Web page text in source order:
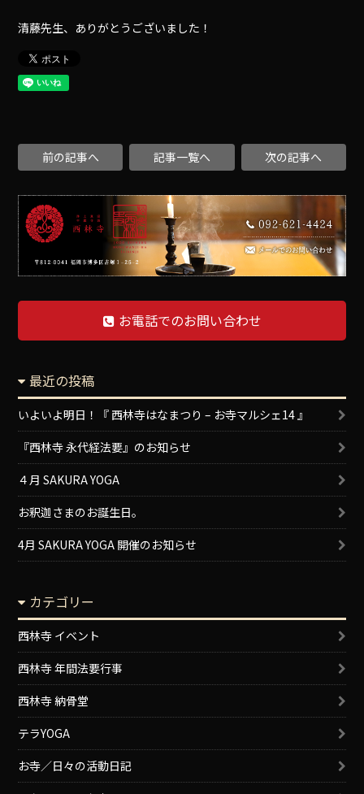
清藤先生、ありがとうございました！
前の記事へ 記事一覧へ 次の記事へ
お電話でのお問い合わせ
最近の投稿
いよいよ明日！『 西林寺はなまつり – お寺マルシェ14 』
『西林寺 永代経法要』のお知らせ
４月 SAKURA YOGA
お釈迦さまのお誕生日。
4月 SAKURA YOGA 開催のお知らせ
カテゴリー
西林寺 イベント
西林寺 年間法要行事
西林寺 納骨堂
テラYOGA
お寺／日々の活動日記